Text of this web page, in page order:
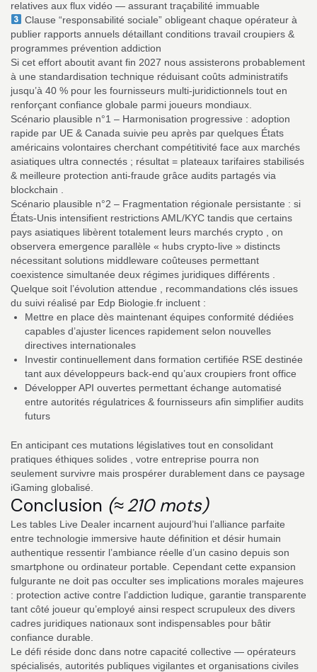
relatives aux flux vidéo — assurant traçabilité immuable
Clause “responsabilité sociale” obligeant chaque opérateur à
publier rapports annuels détaillant conditions travail croupiers &
programmes prévention addiction
Si cet effort aboutit avant fin 2027 nous assisterons probablement
à une standardisation technique réduisant coûts administratifs
jusqu’à 40 % pour les fournisseurs multi‑juridictionnels tout en
renforçant confiance globale parmi joueurs mondiaux.
Scénario plausible n°1 – Harmonisation progressive : adoption
rapide par UE & Canada suivie peu après par quelques États
américains volontaires cherchant compétitivité face aux marchés
asiatiques ultra connectés ; résultat = plateaux tarifaires stabilisés
& meilleure protection anti-fraude grâce audits partagés via
blockchain .
Scénario plausible n°2 – Fragmentation régionale persistante : si
États-Unis intensifient restrictions AML/KYC tandis que certains
pays asiatiques libèrent totalement leurs marchés crypto , on
observera emergence parallèle « hubs crypto-live » distincts
nécessitant solutions middleware coûteuses permettant
coexistence simultanée deux régimes juridiques différents .
Quelque soit l’évolution attendue , recommandations clés issues
du suivi réalisé par Edp Biologie.fr incluent :
Mettre en place dès maintenant équipes conformité dédiées
capables d’ajuster licences rapidement selon nouvelles
directives internationales
Investir continuellement dans formation certifiée RSE destinée
tant aux développeurs back‑end qu’aux croupiers front office
Développer API ouvertes permettant échange automatisé
entre autorités régulatrices & fournisseurs afin simplifier audits
futurs
En anticipant ces mutations législatives tout en consolidant
pratiques éthiques solides , votre entreprise pourra non
seulement survivre mais prospérer durablement dans ce paysage
iGaming globalisé.
Conclusion (≈ 210 mots)
Les tables Live Dealer incarnent aujourd’hui l’alliance parfaite
entre technologie immersive haute définition et désir humain
authentique ressentir l’ambiance réelle d’un casino depuis son
smartphone ou ordinateur portable. Cependant cette expansion
fulgurante ne doit pas occulter ses implications morales majeures
: protection active contre l’addiction ludique, garantie transparente
tant côté joueur qu’employé ainsi respect scrupuleux des divers
cadres juridiques nationaux sont indispensables pour bâtir
confiance durable.
Le défi réside donc dans notre capacité collective — opérateurs
spécialisés, autorités publiques vigilantes et organisations civiles